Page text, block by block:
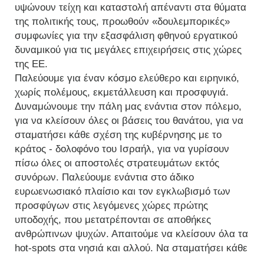
υψώνουν τείχη και καταστολή απέναντι στα θύματα
της πολιτικής τους, προωθούν «δουλεμπορικές»
συμφωνίες για την εξασφάλιση φθηνού εργατικού
δυναμικού για τις μεγάλες επιχειρήσεις στις χώρες
της ΕΕ.
Παλεύουμε για έναν κόσμο ελεύθερο και ειρηνικό,
χωρίς πολέμους, εκμετάλλευση και προσφυγιά.
Δυναμώνουμε την πάλη μας ενάντια στον πόλεμο,
για να κλείσουν όλες οι βάσεις του θανάτου, για να
σταματήσει κάθε σχέση της κυβέρνησης με το
κράτος - δολοφόνο του Ισραήλ, για να γυρίσουν
πίσω όλες οι αποστολές στρατευμάτων εκτός
συνόρων. Παλεύουμε ενάντια στο άδικο
ευρωενωσιακό πλαίσιο και τον εγκλωβισμό των
προσφύγων στις λεγόμενες χώρες πρώτης
υποδοχής, που μετατρέπονται σε αποθήκες
ανθρώπινων ψυχών. Απαιτούμε να κλείσουν όλα τα
hot-spots στα νησιά και αλλού. Να σταματήσει κάθε